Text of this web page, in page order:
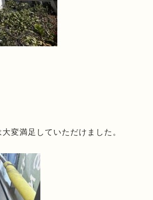
変満足していただけました。